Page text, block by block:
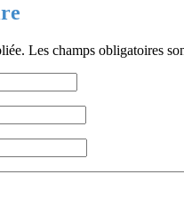
Les champs obligatoires